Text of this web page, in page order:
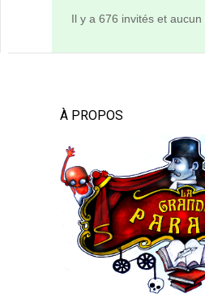
Il y a 676 invités et
À PROPOS